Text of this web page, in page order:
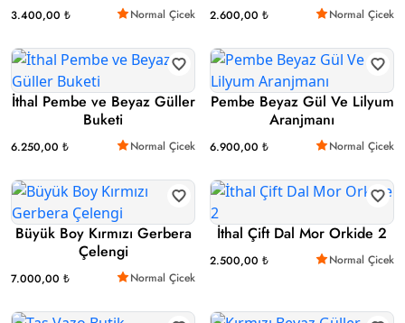
3.400,00 ₺ Normal Çicek 2.600,00 ₺ Normal Çicek
İthal Pembe ve Beyaz Güller
Buketi
6.250,00 ₺ Normal Çicek
Pembe Beyaz Gül Ve Lilyum
Aranjmanı
6.900,00 ₺ Normal Çicek
Büyük Boy Kırmızı Gerbera
Çelengi
7.000,00 ₺ Normal Çicek
İthal Çift Dal Mor Orkide 2
2.500,00 ₺ Normal Çicek